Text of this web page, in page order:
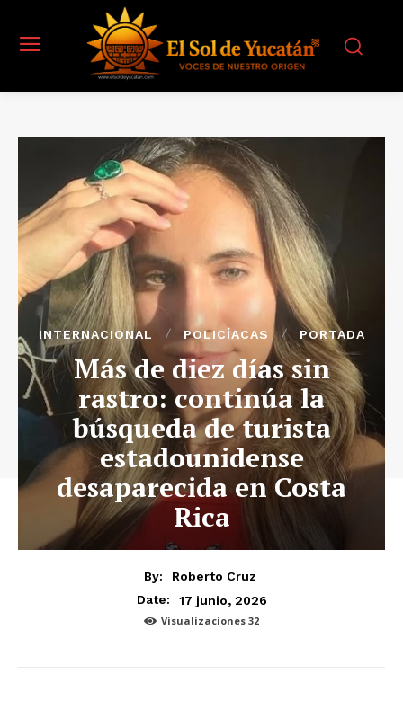
INTERNACIONAL POLICÍACAS PORTADA
Más de diez días sin
rastro: continúa la
búsqueda de turista
estadounidense
desaparecida en Costa
Rica
By:
Roberto Cruz
Date:
17 junio, 2026
Visualizaciones 32